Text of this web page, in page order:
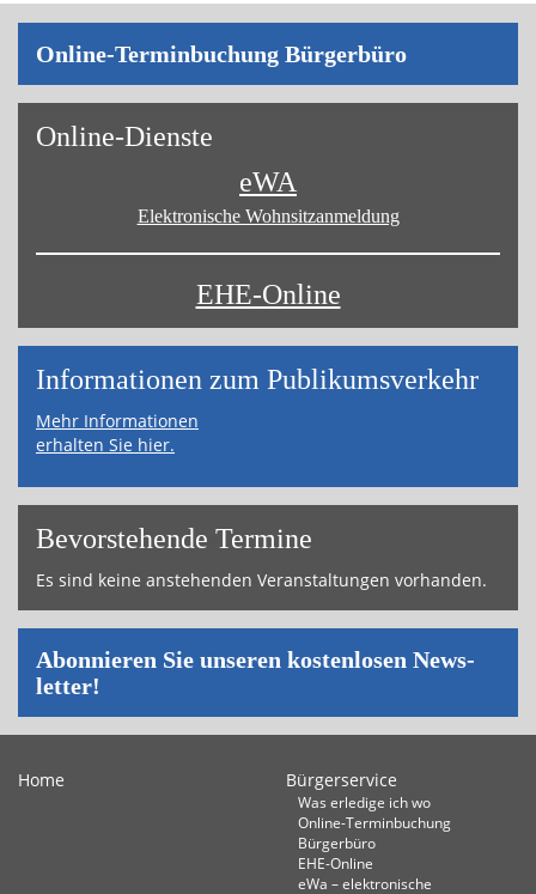
On­line-Ter­min­bu­chung Bür­ger­bü­ro
On­line-Diens­te
eWA
Elektronische Wohnsitz­anmeldung
EHE-Online
Informa­tionen zum Publikums­­verkehr
Mehr Informationen
erhalten Sie hier.
Bevor­ste­hende Ter­mi­ne
Es sind keine an­ste­hen­den Ver­an­stal­tun­gen vor­han­den.
Abon­nie­ren Sie un­se­ren kos­ten­lo­sen News­
let­ter!
Home Bürgerservice
Was erledige ich wo
Online-Terminbuchung
Bürgerbüro
EHE-Online
eWa – elektronische